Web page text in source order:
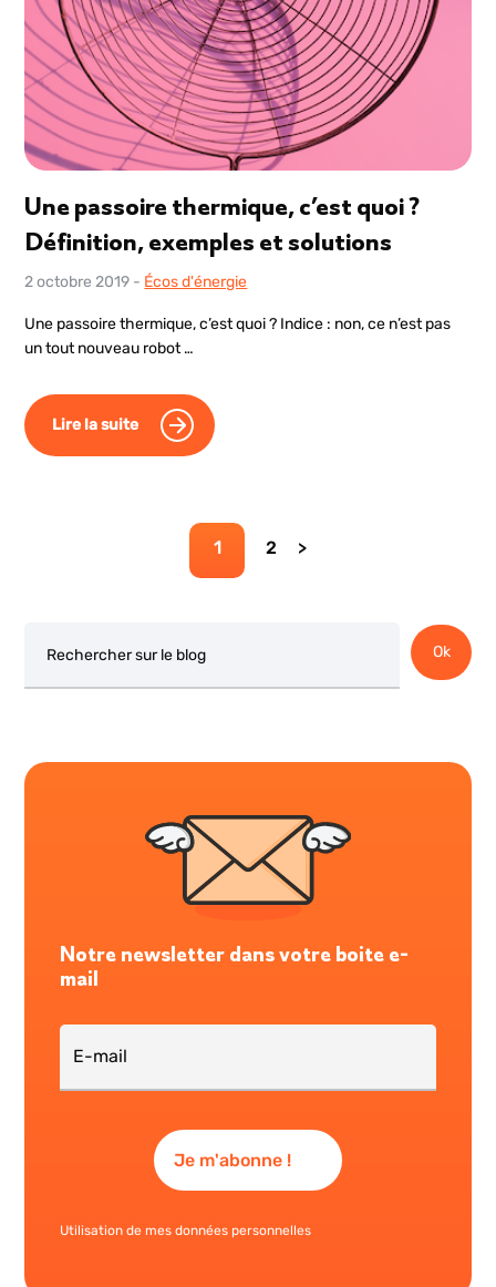
Une passoire thermique, c’est quoi ?
Définition, exemples et solutions
2 octobre 2019 - Écos d'énergie
Une passoire thermique, c’est quoi ? Indice : non, ce n’est pas
un tout nouveau robot …
Lire la suite
Page
1 2
Ok
Notre newsletter dans votre boite e-
mail
Utilisation de mes données personnelles